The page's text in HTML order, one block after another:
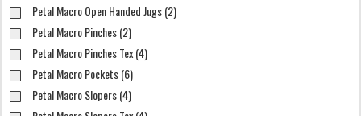
Petal Macro Open Handed Jugs (2)
Petal Macro Pinches (2)
Petal Macro Pinches Tex (4)
Petal Macro Pockets (6)
Petal Macro Slopers (4)